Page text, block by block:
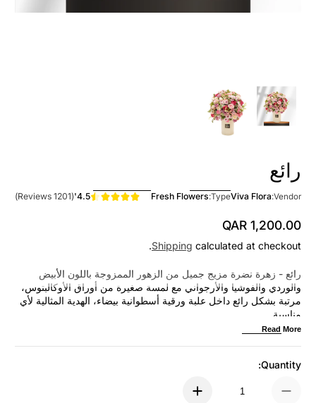
رائع
Vendor:
Viva Flora
Type:
Fresh Flowers
4.5'
(1201 Reviews)
Regular Price
QAR 1,200.00
Shipping calculated at checkout.
رائع - زهرة نضرة مزيج جميل من الزهور الممزوجة باللون الأبيض
والوردي والفوشيا والأرجواني مع لمسة صغيرة من أوراق الأوكالبتوس،
مرتبة بشكل رائع داخل علبة ورقية أسطوانية بيضاء، الهدية المثالية لأي
مناسبة.
Read More
Quantity: